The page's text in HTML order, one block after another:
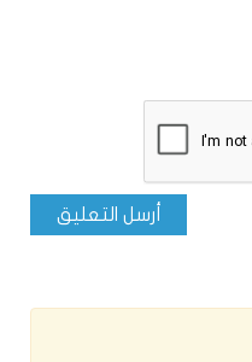
أرسل التعليق